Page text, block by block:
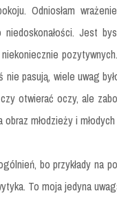
Odniosłam
Jest
nie pasują, wiele uwag
otwierać oczy, ale
młodzieży i
bo przykłady na
To moja jedyna